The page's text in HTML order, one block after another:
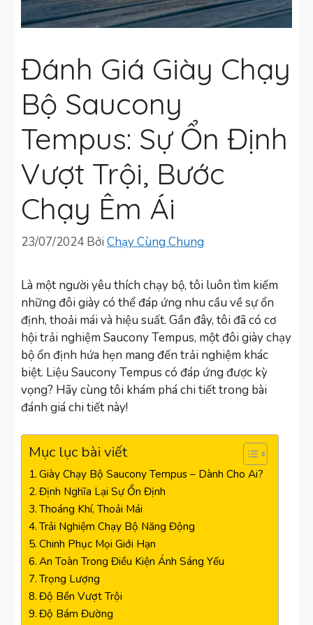
Đánh Giá Giày Chạy
Bộ Saucony
Tempus: Sự Ổn Định
Vượt Trội, Bước
Chạy Êm Ái
23/07/2024 Bởi Chạy Cùng Chung
Là một người yêu thích chạy bộ, tôi luôn tìm kiếm
những đôi giày có thể đáp ứng nhu cầu về sự ổn
định, thoải mái và hiệu suất. Gần đây, tôi đã có cơ
hội trải nghiệm Saucony Tempus, một đôi giày chạy
bộ ổn định hứa hẹn mang đến trải nghiệm khác
biệt. Liệu Saucony Tempus có đáp ứng được kỳ
vọng? Hãy cùng tôi khám phá chi tiết trong bài
đánh giá chi tiết này!
Mục lục bài viết
Giày Chạy Bộ Saucony Tempus – Dành Cho Ai?
Định Nghĩa Lại Sự Ổn Định
Thoáng Khí, Thoải Mái
Trải Nghiệm Chạy Bộ Năng Động
Chinh Phục Mọi Giới Hạn
An Toàn Trong Điều Kiện Ánh Sáng Yếu
Trọng Lượng
Độ Bền Vượt Trội
Độ Bám Đường